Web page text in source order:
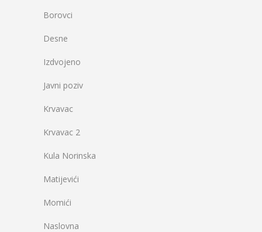
Borovci
Desne
Izdvojeno
Javni poziv
Krvavac
Krvavac 2
Kula Norinska
Matijevići
Momići
Naslovna